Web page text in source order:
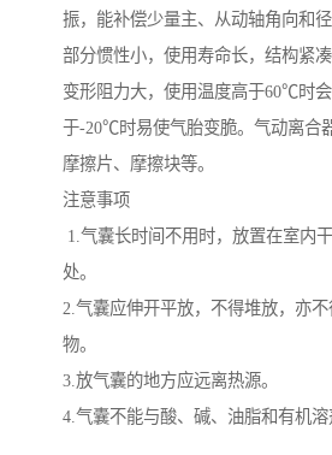
振，能补偿少量主、从动轴角向和
部分惯性小，使用寿命长，结构紧
变形阻力大，使用温度高于60℃时
于-20℃时易使气胎变脆。气动离合
摩擦片、摩擦块等。
注意事项
1.气囊长时间不用时，放置在室内
处。
2.气囊应伸开平放，不得堆放，亦
物。
3.放气囊的地方应远离热源。
4.气囊不能与酸、碱、油脂和有机溶